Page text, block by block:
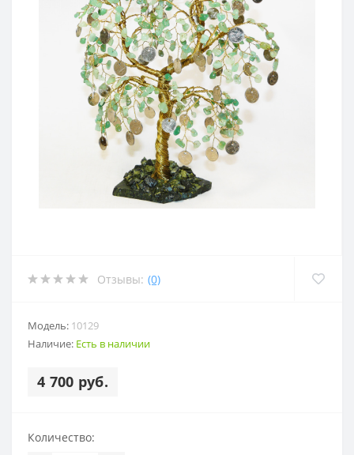
Отзывы: (0)
Модель: 10129
Наличие: Есть в наличии
4 700 руб.
Количество: